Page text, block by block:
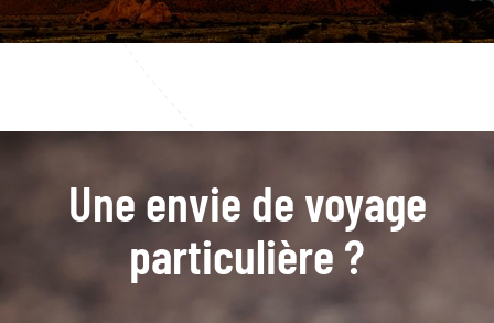
Une envie de voyage
particulière ?